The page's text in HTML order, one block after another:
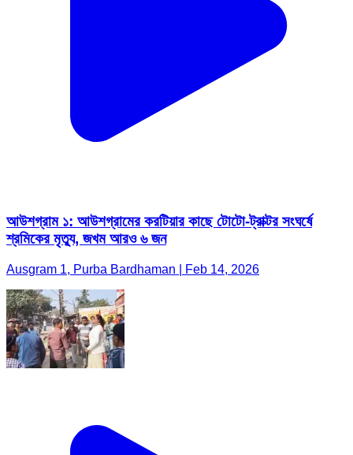
আউশগ্রাম ১: আউশগ্রামের করটিয়ার কাছে টোটো-ট্রাক্টর সংঘর্ষে
শ্রমিকের মৃত্যু, জখম আরও ৬ জন
Ausgram 1, Purba Bardhaman | Feb 14, 2026